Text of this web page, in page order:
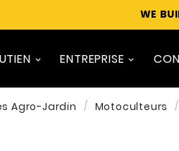
WE
ENTREPRISE
Agro-Jardin Motoculteurs